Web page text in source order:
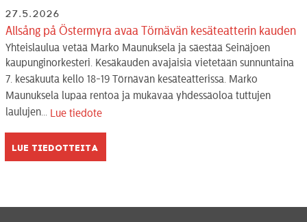
27.5.2026
Allsång på Östermyra avaa Törnävän kesäteatterin kauden
Yhteislaulua vetää Marko Maunuksela ja säestää Seinäjoen
kaupunginorkesteri. Kesäkauden avajaisia vietetään sunnuntaina
7. kesäkuuta kello 18-19 Törnävän kesäteatterissa. Marko
Maunuksela lupaa rentoa ja mukavaa yhdessäoloa tuttujen
laulujen...
Lue tiedote
Lue tiedotteita